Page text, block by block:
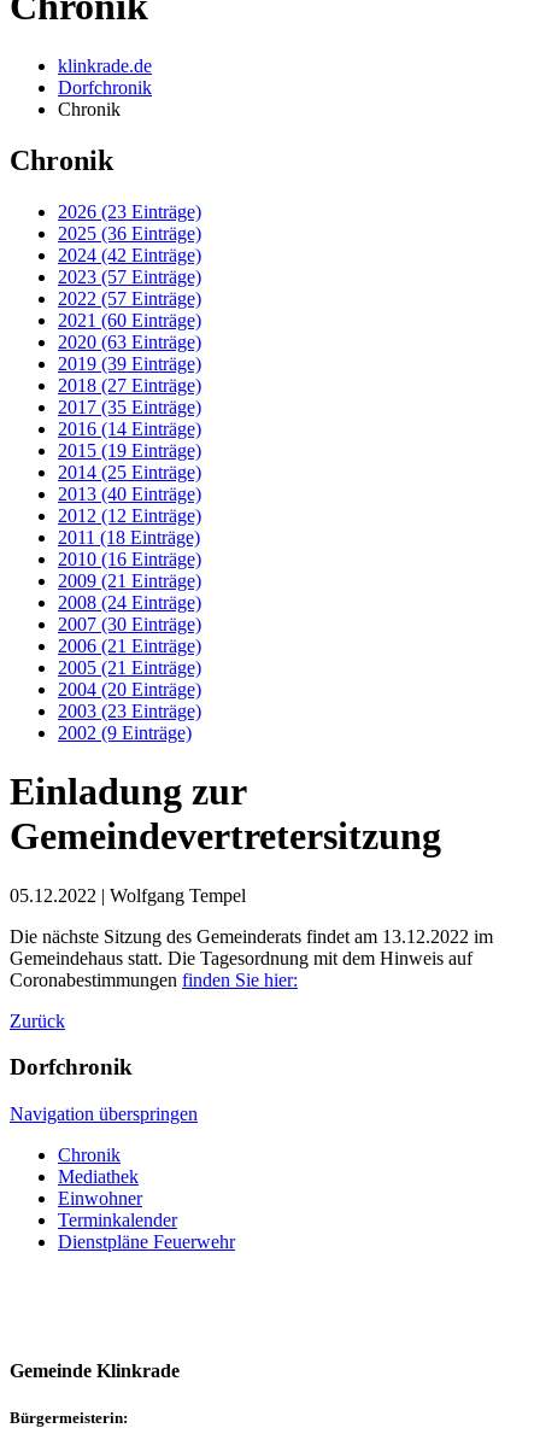
klinkrade.de
Dorfchronik
Chronik
Chronik
2026 (23 Einträge)
2025 (36 Einträge)
2024 (42 Einträge)
2023 (57 Einträge)
2022 (57 Einträge)
2021 (60 Einträge)
2020 (63 Einträge)
2019 (39 Einträge)
2018 (27 Einträge)
2017 (35 Einträge)
2016 (14 Einträge)
2015 (19 Einträge)
2014 (25 Einträge)
2013 (40 Einträge)
2012 (12 Einträge)
2011 (18 Einträge)
2010 (16 Einträge)
2009 (21 Einträge)
2008 (24 Einträge)
2007 (30 Einträge)
2006 (21 Einträge)
2005 (21 Einträge)
2004 (20 Einträge)
2003 (23 Einträge)
2002 (9 Einträge)
Einladung zur
Gemeindevertretersitzung
05.12.2022 | Wolfgang Tempel
Die nächste Sitzung des Gemeinderats findet am 13.12.2022 im
Gemeindehaus statt. Die Tagesordnung mit dem Hinweis auf
Coronabestimmungen finden Sie hier:
Zurück
Dorfchronik
Navigation überspringen
Chronik
Mediathek
Einwohner
Terminkalender
Dienstpläne Feuerwehr
Gemeinde Klinkrade
Bürgermeisterin: